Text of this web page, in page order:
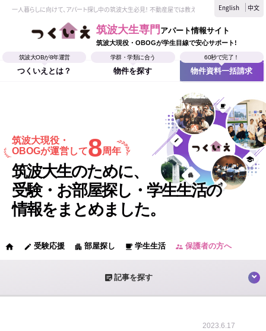
一人暮らしに向けて、アパート探し中の筑波大生必見！ 不動産屋では教えてくれない、筑波大生なら
English 中文
筑波大生専門 アパート情報サイト
筑波大現役・OBOGが学生目線で安心サポート!
筑波大OBが8年運営
つくいえとは？
学群・学類に合う
物件を探す
60秒で完了！
物件資料一括請求
筑波大現役・
OBOGが運営して8周年
筑波大生のために、
受験・お部屋探し・学生生活の
情報をまとめました。
home edit 受験応援 apartment 部屋探し local_cafe 学生生活 supervisor_account 保護者の方へ
sticky_note_2 記事を探す
2023.6.17